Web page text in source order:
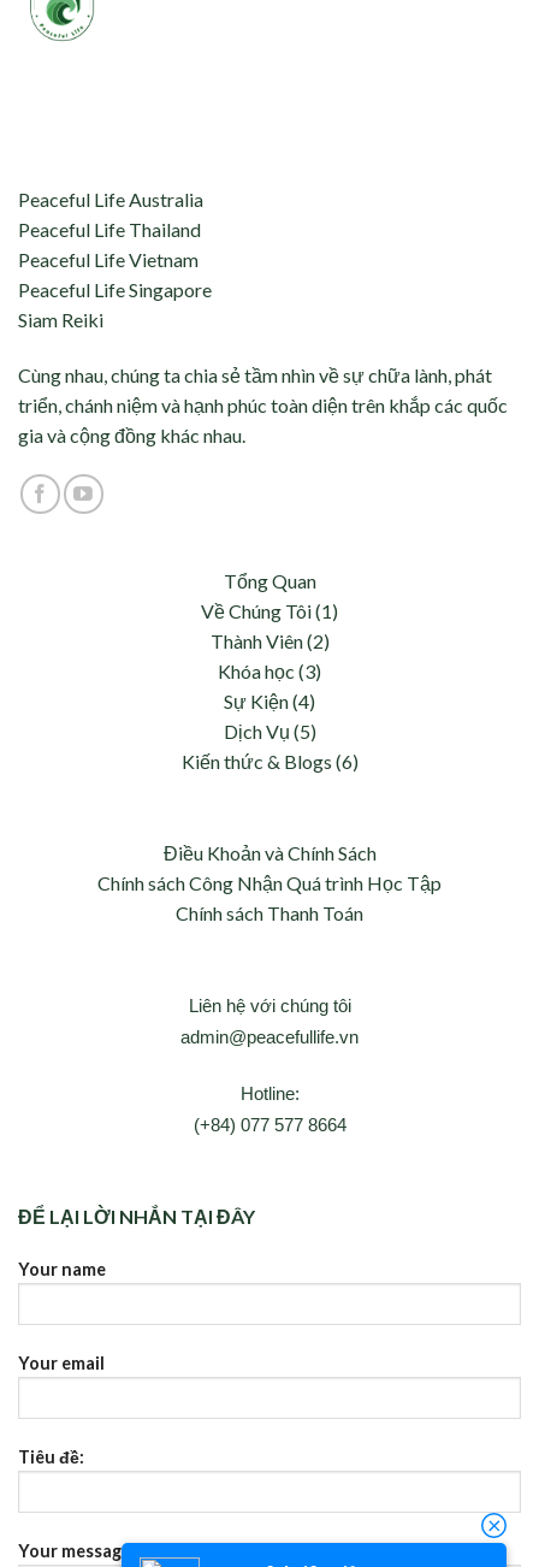
Peaceful Life Australia
Peaceful Life Thailand
Peaceful Life Vietnam
Peaceful Life Singapore
Siam Reiki
Cùng nhau, chúng ta chia sẻ tầm nhìn về sự chữa lành, phát
triển, chánh niệm và hạnh phúc toàn diện trên khắp các quốc
gia và cộng đồng khác nhau.
Tổng Quan
Về Chúng Tôi (1)
Thành Viên (2)
Khóa học (3)
Sự Kiện (4)
Dịch Vụ (5)
Kiến thức & Blogs (6)
Điều Khoản và Chính Sách
Chính sách Công Nhận Quá trình Học Tập
Chính sách Thanh Toán
Liên hệ với chúng tôi
admin@peacefullife.vn
Hotline:
(+84) 077 577 8664
ĐỂ LẠI LỜI NHẮN TẠI ĐÂY
Your name
Your email
Tiêu đề:
Your message (không bắt buộc)